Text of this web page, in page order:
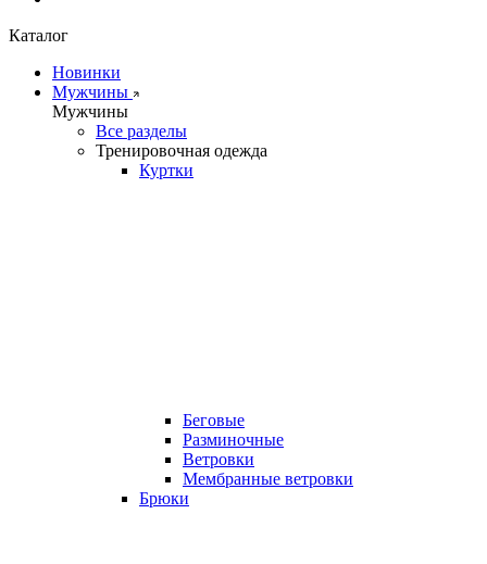
Каталог
Новинки
Мужчины
Мужчины
Все разделы
Тренировочная одежда
Куртки
Беговые
Разминочные
Ветровки
Мембранные ветровки
Брюки